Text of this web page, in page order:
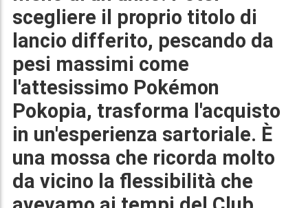
scegliere il proprio titolo di
lancio differito, pescando da
pesi massimi come
l'attesissimo Pokémon
Pokopia, trasforma l'acquisto
in un'esperienza sartoriale. È
una mossa che ricorda molto
da vicino la flessibilità che